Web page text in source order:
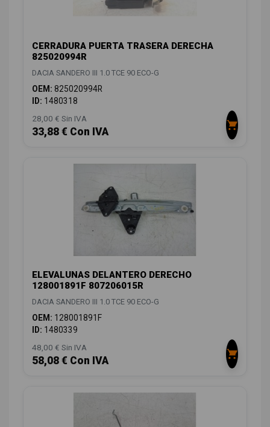
CERRADURA PUERTA TRASERA DERECHA
825020994R
DACIA SANDERO III 1.0 TCE 90 ECO-G
OEM: 825020994R
ID: 1480318
28,00 € Sin IVA
33,88 € Con IVA
ELEVALUNAS DELANTERO DERECHO
128001891F 807206015R
DACIA SANDERO III 1.0 TCE 90 ECO-G
OEM: 128001891F
ID: 1480339
48,00 € Sin IVA
58,08 € Con IVA